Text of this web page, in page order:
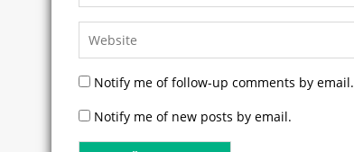
Notify me of follow-up comments by email.
Notify me of new posts by email.